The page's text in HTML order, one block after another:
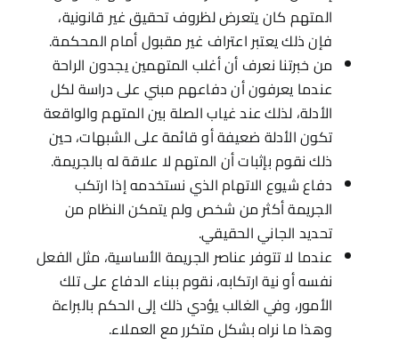
المتهم كان يتعرض لظروف تحقيق غير قانونية،
فإن ذلك يعتبر اعتراف غير مقبول أمام المحكمة.
من خبرتنا نعرف أن أغلب المتهمين يجدون الراحة
عندما يعرفون أن دفاعهم مبني على دراسة لكل
الأدلة، لذلك عند غياب الصلة بين المتهم والواقعة
تكون الأدلة ضعيفة أو قائمة على الشبهات، حين
ذلك نقوم بإثبات أن المتهم لا علاقة له بالجريمة.
دفاع شيوع الاتهام الذي نستخدمه إذا ارتكب
الجريمة أكثر من شخص ولم يتمكن النظام من
تحديد الجاني الحقيقي.
عندما لا تتوفر عناصر الجريمة الأساسية، مثل الفعل
نفسه أو نية ارتكابه، نقوم ببناء الدفاع على تلك
الأمور، وفي الغالب يؤدي ذلك إلى الحكم بالبراءة
وهذا ما نراه بشكل متكرر مع العملاء.